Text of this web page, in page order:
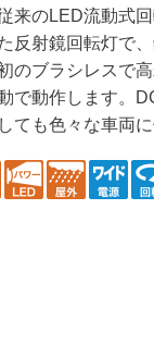
来のLED流動式
反射鏡回転灯で
のブラシレスで
で動作します。
ても色々な車両に